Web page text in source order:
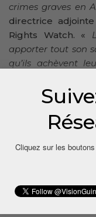
crimes graves en
directrice
Rights Watch. «
apporter tout son
qu’ils achèvent
massacre au
».
Par FIDH
Cliquez sur les